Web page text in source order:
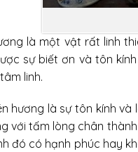
là một vật rất linh
sự biết ơn và tôn
linh.
hương là sự tôn kính
với tấm lòng chân
đó có hạnh phúc hay